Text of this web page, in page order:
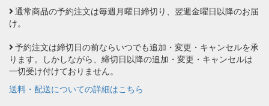
通常商品の予約注文は毎週月曜日締切り、翌週金曜日以降のお届
け。
予約注文は締切日の前ならいつでも追加・変更・キャンセルを承
ります。しかしながら、締切日以降の追加・変更・キャンセルは
一切受け付けておりません。
送料・配送についての詳細はこちら